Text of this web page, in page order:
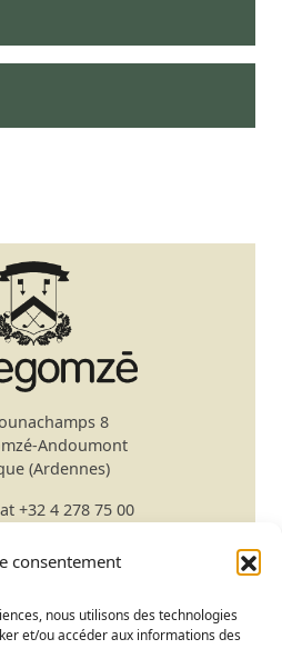
consentement
nous utilisons des technologies
et/ou accéder aux informations des
8
Andoumont
(Ardennes)
+32 4 278 75 00
+32 4 278 75 03
un green fee